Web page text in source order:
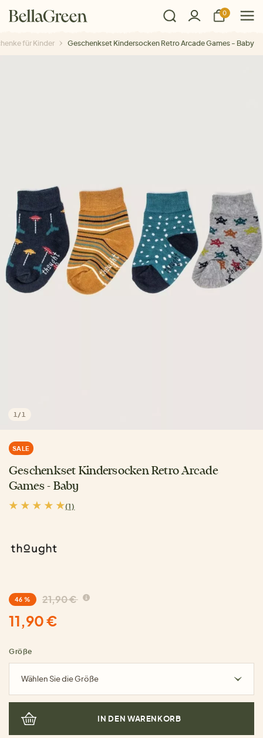
0
für Kinder Geschenkset Kindersocken Retro Arcade Games - Baby
1 / 1
SALE
Geschenkset Kindersocken Retro Arcade
Games - Baby
(1)
46 % 21,90 €
11,90 €
Größe
Wählen Sie die Größe
IN DEN WARENKORB